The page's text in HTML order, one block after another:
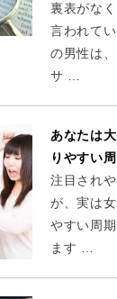
裏表がな
言われて
の男性は
サ …
あなたは
りやすい
注目され
が、実は
やすい周
ます …